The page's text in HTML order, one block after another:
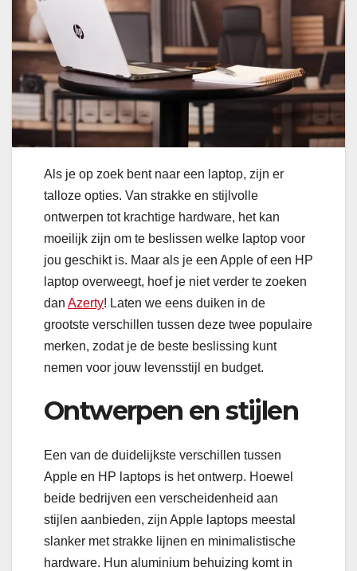
Als je op zoek bent naar een laptop, zijn er
talloze opties. Van strakke en stijlvolle
ontwerpen tot krachtige hardware, het kan
moeilijk zijn om te beslissen welke laptop voor
jou geschikt is. Maar als je een Apple of een HP
laptop overweegt, hoef je niet verder te zoeken
dan Azerty! Laten we eens duiken in de
grootste verschillen tussen deze twee populaire
merken, zodat je de beste beslissing kunt
nemen voor jouw levensstijl en budget.
Ontwerpen en stijlen
Een van de duidelijkste verschillen tussen
Apple en HP laptops is het ontwerp. Hoewel
beide bedrijven een verscheidenheid aan
stijlen aanbieden, zijn Apple laptops meestal
slanker met strakke lijnen en minimalistische
hardware. Hun aluminium behuizing komt in